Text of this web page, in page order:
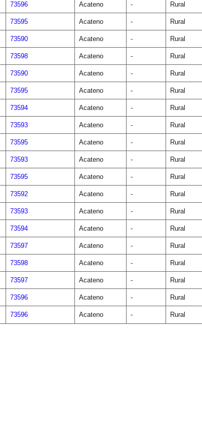
73596 Acateno - Rural
73595 Acateno - Rural
73590 Acateno - Rural
73598 Acateno - Rural
73590 Acateno - Rural
73595 Acateno - Rural
73594 Acateno - Rural
73593 Acateno - Rural
73595 Acateno - Rural
73593 Acateno - Rural
73595 Acateno - Rural
73592 Acateno - Rural
73593 Acateno - Rural
73594 Acateno - Rural
73597 Acateno - Rural
73598 Acateno - Rural
73597 Acateno - Rural
73596 Acateno - Rural
73596 Acateno - Rural